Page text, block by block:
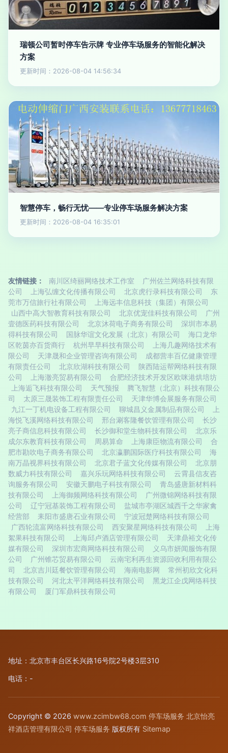
瑞顿公司暂时停车告示牌 专业停车场服务的智能化解决
方案
更新时间：2026-08-04 14:56:34
智慧停车，畅行无忧——专业停车场服务解决方案
更新时间：2026-08-04 16:35:01
友情链接： 南川区绮丽网络技术工作室
广州佐兰网络科技有限
公司
上海弘缠文化传播有限公司 北京虎行录科技有限公司
东
莞市万信旅行社有限公司
上海远丰信息科技（集团）有限公司
山西中高大智教育科技有限公司
北京优宠佳科技有限公司
广州
壹德医药科技有限公司
北京沐荷电子商务有限公司
深圳市本易
得科技有限公司
国脉华谊文化发展（北京）有限公司
海口龙华
区乾茵亦百货商行
杭州早早科技有限公司
上海几趣网络技术有
限公司
天津晟和企业管理咨询有限公司
成都营丰百亿健康管理
有限责任公司
北京欣湖科技有限公司
陕西陆运帮网络科技有限
公司
上海澈亮贸易有限公司
合肥经济技术开发区欧咪港烘培坊
上海逅飞科技有限公司
天气预报
腾飞智慧（北京）科技有限公
司
太原三晟装饰工程有限责任公司
天津华博会展服务有限公司
九江一丁机电设备工程有限公司
聊城昌义金属制品有限公司
上
海悦飞溪网络科技有限公司
邢台涮客隆餐饮管理有限公司
长沙
亮子商信息科技有限公司
长沙御和堂生物科技有限公司
北京乐
成尔东教育科技有限公司
周易算命 上海康臣物流有限公司
合
肥市勘吹电子商务有限公司
北京瀛鹏国际医疗科技有限公司
海
南万晶视界科技有限公司
北京君子蓝文化传媒有限公司
北京朋
数威力科技有限公司
嘉兴乐玩网络科技有限公司
云霄县信友咨
询服务有限公司
安徽天鹏电子科技有限公司
青岛盛唐新材料科
技有限公司
上海御频网络科技有限公司
广州微锦网络科技有限
公司
辽宁冠基装饰工程有限公司
盐城市亭湖区城西千之华家禽
经营部
耒阳市盛唐石业有限公司
宁波冠楚网络科技有限公司
广西轮流富网络科技有限公司
西安聚星网络科技有限公司
上海
絮果科技有限公司
上海邱卢酒店管理有限公司
天津鼎裕文化传
媒有限公司
深圳市宏商网络科技有限公司
义乌市妍闻服饰有限
公司
广州锥芯贸易有限公司
云南宅利再生资源回收利用有限公
司
北京吉川廷餐饮管理有限公司 海南电影网
常州初欣文化科
技有限公司
河北太平洋网络科技有限公司
黑龙江企戊网络科技
有限公司
厦门军鼎科技有限公司
地址：北京市丰台区长兴路16号院2号楼3层310
电话：-
Copyright © 2026 www.zcimbw68.com 停车场服务 北京怡亮
祥酒店管理有限公司 停车场服务 版权所有 Sitemap